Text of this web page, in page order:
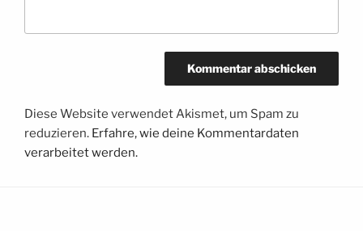
Diese Website verwendet Akismet, um Spam zu
reduzieren. Erfahre, wie deine Kommentardaten
verarbeitet werden.